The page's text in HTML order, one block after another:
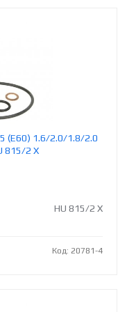
(E60) 1.6/2.0/1.8/2.0
815/2 X
HU 815/2 X
Код: 20781-4